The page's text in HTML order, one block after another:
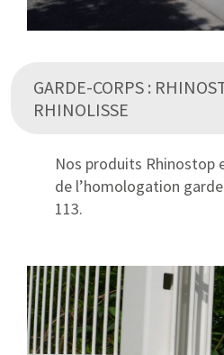
GARDE-CORPS :
RHINOLISSE
Nos produits Rhinostop
de l’homologation
113.